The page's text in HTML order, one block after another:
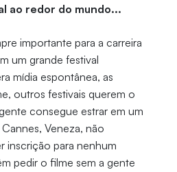
ao redor do mundo...
importante para a carreira
um grande festival
mídia espontânea, as
outros festivais querem o
consegue estrar em um
Veneza, não
inscrição para nenhum
pedir o filme sem a gente